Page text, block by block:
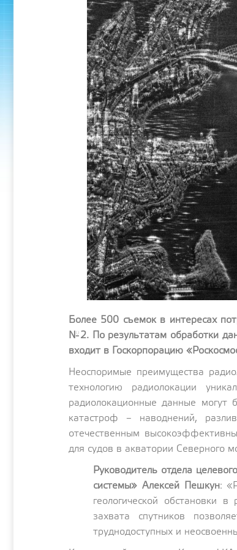
Более 500 съемок в интересах
№2. По результатам обработки
входит в Госкорпорацию
Неоспоримые преимущества
технологию радиолокации
радиолокационные данные могут
катастроф – наводнений,
отечественным
для судов в акватории Северного
Руководитель отдела
системы» Алексей Пешкун:
геологической обстановки
захвата спутников
труднодоступных и